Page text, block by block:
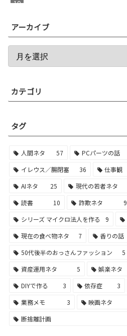
アーカイブ
カテゴリ
タグ
人間ネタ 57 PCパーツの話
イレウス／腸閉塞
36 仕事観
AIネタ
25 現代の若者ネタ
読書
10 詐欺ネタ 9
シリーズ マイクロ法人を作る
9
現在の食べ物ネタ
7 香りの話
50代後半のおっさんファッション
5
資産運用ネタ
5 娯楽ネタ
DIYで作る
3 依存症 3
業務メモ
3 映画ネタ
断捨離計画